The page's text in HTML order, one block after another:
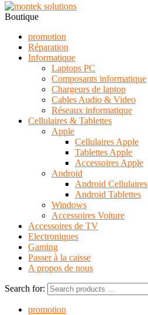
Boutique
promotion
Réparation
Informatique
Laptops PC
Composants informatique
Chargeurs de laptop
Cables Audio & Video
Réseaux informatique
Cellulaires & Tablettes
Apple
Cellulaires Apple
Tablettes Apple
Accessoires Apple
Android
Android Cellulaires
Android Tablettes
Windows
Accessoires Voiture
Accessoires de TV
Electroniques
Gaming
Passer à la caisse
A propos de nous
Search for:
promotion